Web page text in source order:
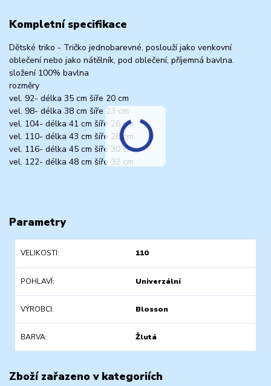
Kompletní specifikace
Dětské triko - Tričko jednobarevné, poslouží jako venkovní
oblečení nebo jako nátělník, pod oblečení, příjemná bavlna.
složení 100% bavlna
rozměry
vel. 92- délka 35 cm šíře 20 cm
vel. 98- délka 38 cm šíře 23 cm
vel. 104- délka 41 cm šíře 26 cm
vel. 110- délka 43 cm šíře 28 cm
vel. 116- délka 45 cm šíře 30 cm
vel. 122- délka 48 cm šíře 32 cm
Parametry
VELIKOSTI 110
POHLAVÍ Univerzální
VÝROBCI Blosson
BARVA Žlutá
Zboží zařazeno v kategoriích